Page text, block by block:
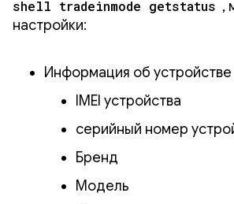
shell tradeinmode getstatus ,
настройки:
Информация об устройстве
IMEI устройства
серийный номер
Бренд
Модель